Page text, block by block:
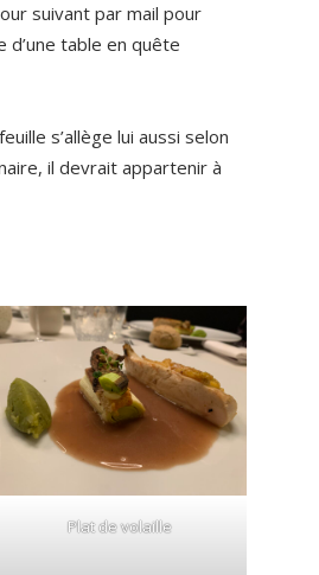
suivant par mail pour
table en quête
s’allège lui aussi selon
il devrait appartenir à
Plat de volaille